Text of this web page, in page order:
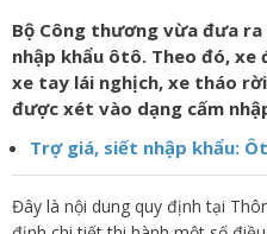
Bộ Công thương vừa đưa
nhập khẩu ôtô. Theo đó, xe
xe tay lái nghịch, xe tháo
được xét vào dạng cấm
Trợ giá, siết nhập khẩu:
Đây là nội dung quy định tại